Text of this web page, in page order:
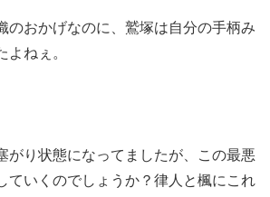
のおかげなのに、鷲塚は自分の手柄み
よねぇ。
がり状態になってましたが、この最悪
ていくのでしょうか？律人と楓にこれ